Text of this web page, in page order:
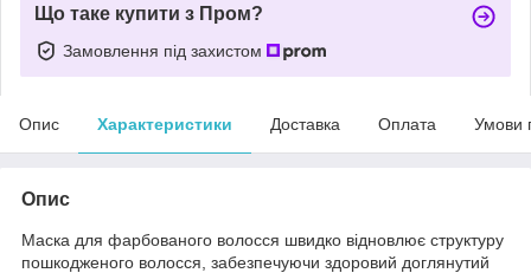
Що таке купити з Пром?
Замовлення під захистом
Опис Характеристики Доставка Оплата Умови
Опис
Маска для фарбованого волосся швидко відновлює структуру
пошкодженого волосся, забезпечуючи здоровий доглянутий